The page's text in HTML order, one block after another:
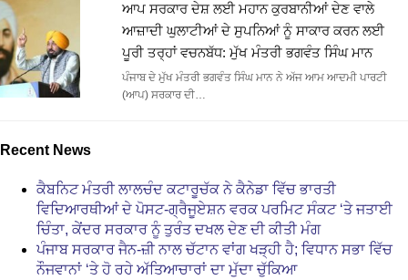
ਆਪ ਸਰਕਾਰ ਦੇਸ਼ ਲਈ ਮਹਾਨ ਕੁਰਬਾਨੀਆਂ ਦੇਣ ਵਾਲੇ
ਆਜ਼ਾਦੀ ਘੁਲਾਟੀਆਂ ਦੇ ਸੁਪਨਿਆਂ ਨੂੰ ਸਾਕਾਰ ਕਰਨ ਲਈ
ਪੂਰੀ ਤਰ੍ਹਾਂ ਵਚਨਬੱਧ: ਮੁੱਖ ਮੰਤਰੀ ਭਗਵੰਤ ਸਿੰਘ ਮਾਨ
ਪੰਜਾਬ ਦੇ ਮੁੱਖ ਮੰਤਰੀ ਭਗਵੰਤ ਸਿੰਘ ਮਾਨ ਨੇ ਅੱਜ ਆਮ ਆਦਮੀ ਪਾਰਟੀ
(ਆਪ) ਸਰਕਾਰ ਦੀ…
Recent News
ਕੈਬਨਿਟ ਮੰਤਰੀ ਲਾਲਚੰਦ ਕਟਾਰੂਚੱਕ ਨੇ ਕੈਨੇਡਾ ਵਿੱਚ ਭਾਰਤੀ
ਵਿਦਿਆਰਥੀਆਂ ਦੇ ਪੋਸਟ-ਗ੍ਰੈਜੂਏਸ਼ਨ ਵਰਕ ਪਰਮਿਟ ਸੰਕਟ ‘ਤੇ ਜਤਾਈ
ਚਿੰਤਾ, ਕੇਂਦਰ ਸਰਕਾਰ ਨੂੰ ਤੁਰੰਤ ਦਖਲ ਦੇਣ ਦੀ ਕੀਤੀ ਮੰਗ
ਪੰਜਾਬ ਸਰਕਾਰ ਜੈਨ-ਜ਼ੀ ਨਾਲ ਚੱਟਾਨ ਵਾਂਗ ਖੜ੍ਹੀ ਹੈ; ਵਿਧਾਨ ਸਭਾ ਵਿੱਚ
ਨੌਜਵਾਨਾਂ ‘ਤੇ ਹੋ ਰਹੇ ਅੱਤਿਆਚਾਰਾਂ ਦਾ ਮੁੱਦਾ ਚੁੱਕਿਆ